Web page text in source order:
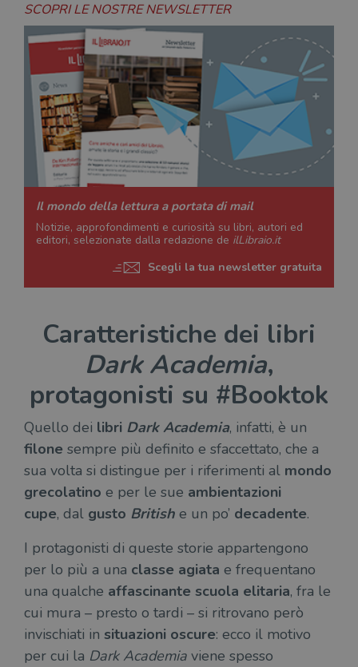
SCOPRI LE NOSTRE NEWSLETTER
Il mondo della lettura a portata di mail
Notizie, approfondimenti e curiosità su libri, autori ed
editori, selezionate dalla redazione de ilLibraio.it
Scegli la tua newsletter gratuita
Caratteristiche dei libri
Dark Academia,
protagonisti su #Booktok
Quello dei libri Dark Academia, infatti, è un
filone sempre più definito e sfaccettato, che a
sua volta si distingue per i riferimenti al mondo
grecolatino e per le sue ambientazioni
cupe, dal gusto British e un po’ decadente.
I protagonisti di queste storie appartengono
per lo più a una classe agiata e frequentano
una qualche affascinante scuola elitaria, fra le
cui mura – presto o tardi – si ritrovano però
invischiati in situazioni oscure: ecco il motivo
per cui la Dark Academia viene spesso